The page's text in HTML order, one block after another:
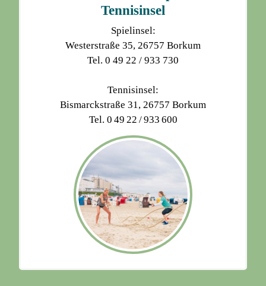
Tennisinsel
Spielinsel:
Westerstraße 35, 26757 Borkum
Tel. 0 49 22 / 933 730
Tennisinsel:
Bismarckstraße 31, 26757 Borkum
Tel. 0 49 22 / 933 600